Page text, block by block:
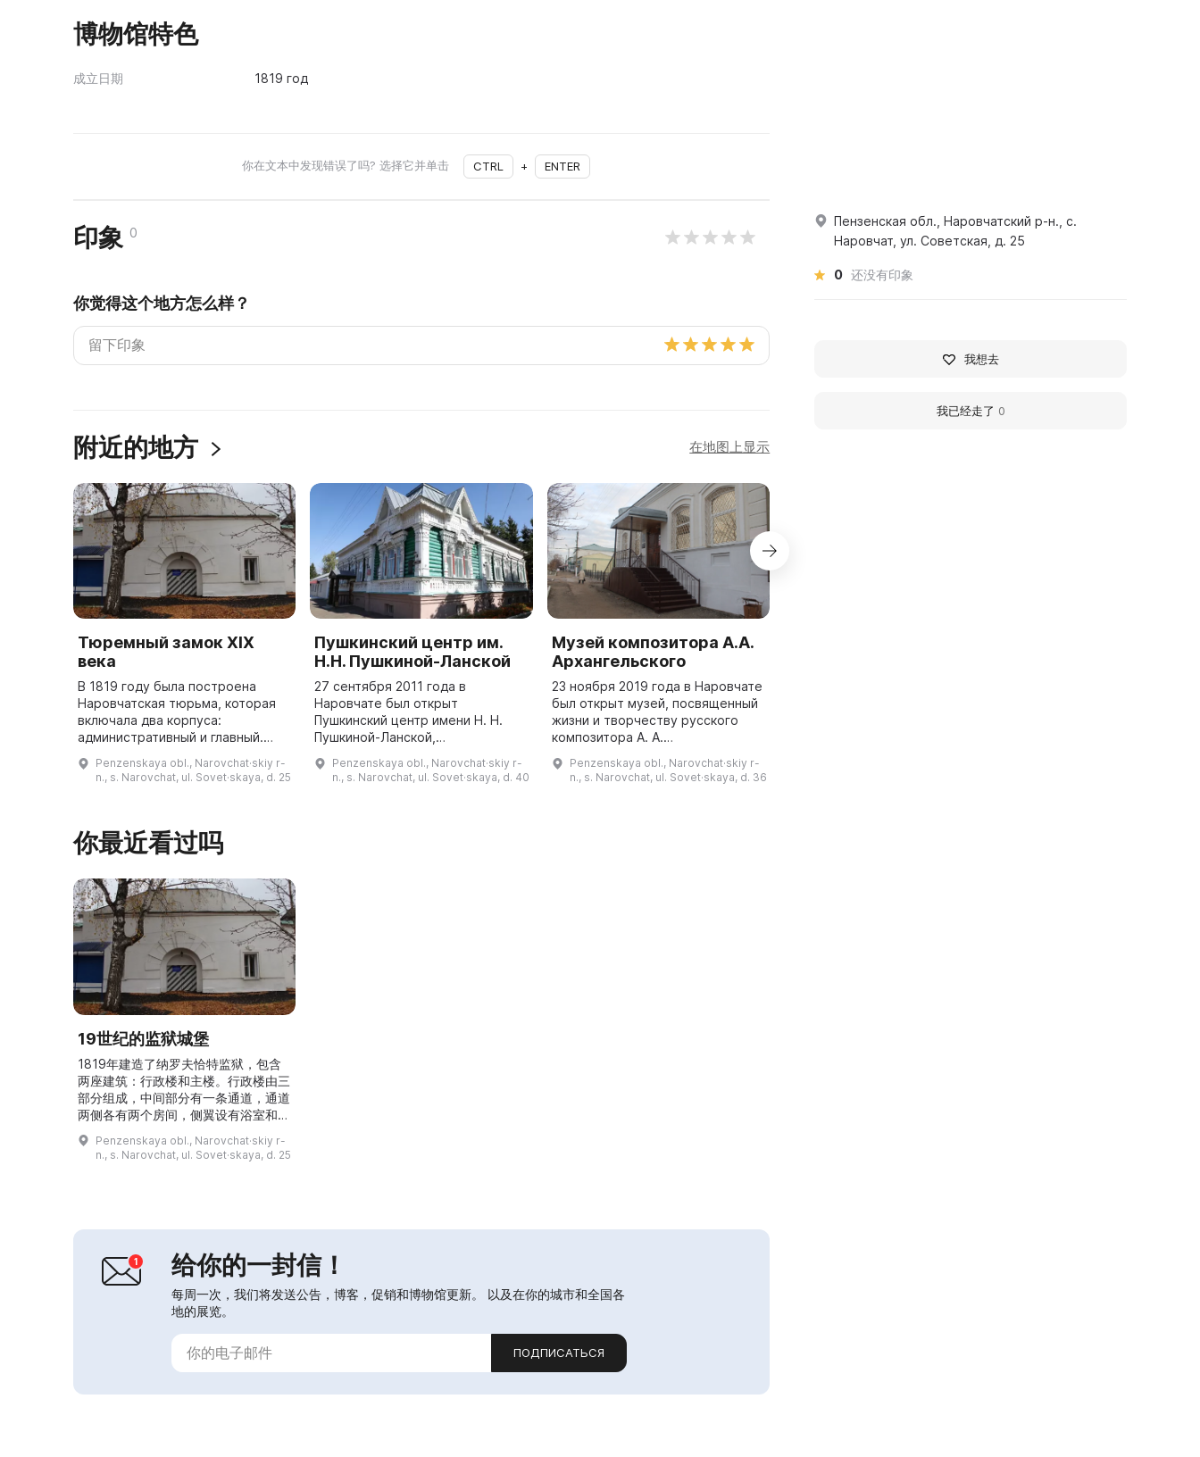
博物馆特色
成立日期 1819 год
你在文本中发现错误了吗? 选择它并单击 CTRL + ENTER
印象 0
你觉得这个地方怎么样？
附近的地方 在地图上显示
Тюремный замок XIX
века
В 1819 году была построена
Наровчатская тюрьма, которая
включала два корпуса:
административный и главный.
состоит из трех частей, в
центральной части которого
Penzenskaya obl., Narovchat·skiy r-
n., s. Narovchat, ul. Sovet·skaya, d. 25
Пушкинский центр им.
Н.Н. Пушкиной-Ланской
27 сентября 2011 года в
Наровчате был открыт
Пушкинский центр имени Н. Н.
Пушкиной-Ланской,
Советской в бывшем Путевом
дворце помещика И. А. Арапова,
Penzenskaya obl., Narovchat·skiy r-
n., s. Narovchat, ul. Sovet·skaya, d. 40
Музей композитора А.А.
Архангельского
23 ноября 2019 года в Наровчате
был открыт музей, посвященный
жизни и творчеству русского
композитора А. А.
октября 1846 года в селе Старое
Penzenskaya obl., Narovchat·skiy r-
n., s. Narovchat, ul. Sovet·skaya, d. 36
你最近看过吗
19世纪的监狱城堡
1819年建造了纳罗夫恰特监狱，包含
两座建筑：行政楼和主楼。行政楼由三
部分组成，中间部分有一条通道，通道
两侧各有两个房间，侧翼设有浴室和哨
室。主楼院内设有办事处及仓库、厨
房、医院和8间囚室。1915年，监狱内
增建了一座以“上帝之人阿列克谢”命名
警察；20世纪40年代，那里关押过遭
受镇压的当地居民和...
Penzenskaya obl., Narovchat·skiy r-
n., s. Narovchat, ul. Sovet·skaya, d. 25
给你的一封信！
每周一次，我们将发送公告，博客，促销和博物馆更新。 以及在你的城市和全国各
地的展览。
ПОДПИСАТЬСЯ
Пензенская обл., Наровчатский р-н., с.
Наровчат, ул. Советская, д. 25
0 还没有印象
我想去
我已经走了 0